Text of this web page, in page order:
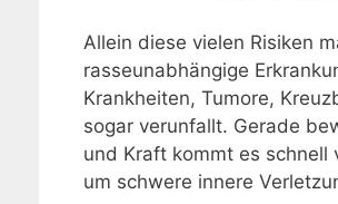
Allein diese vielen Risiken
rasseunabhängige
Krankheiten, Tumore,
sogar verunfallt. Gerade
und Kraft kommt es
um schwere innere